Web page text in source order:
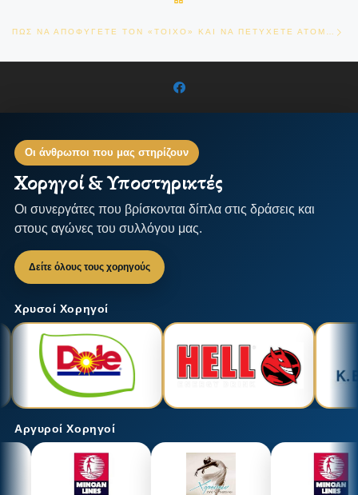
ΠΩΣ ΝΑ ΑΠΟΦΥΓΕΤΕ ΤΟΝ «ΤΟΙΧΟ» ΚΑΙ ΝΑ ΠΕΤΥΧΕΤΕ ΑΤΟΜΙΚΟ ΡΕΚΟΡ ΣΤΟ ΜΑΡΑΘΩΝΙΟ
Οι άνθρωποι που μας στηρίζουν
Χορηγοί & Υποστηρικτές
Οι συνεργάτες που βρίσκονται δίπλα στις δράσεις και
στους αγώνες του συλλόγου μας.
Δείτε όλους τους χορηγούς
Χρυσοί Χορηγοί
Αργυροί Χορηγοί